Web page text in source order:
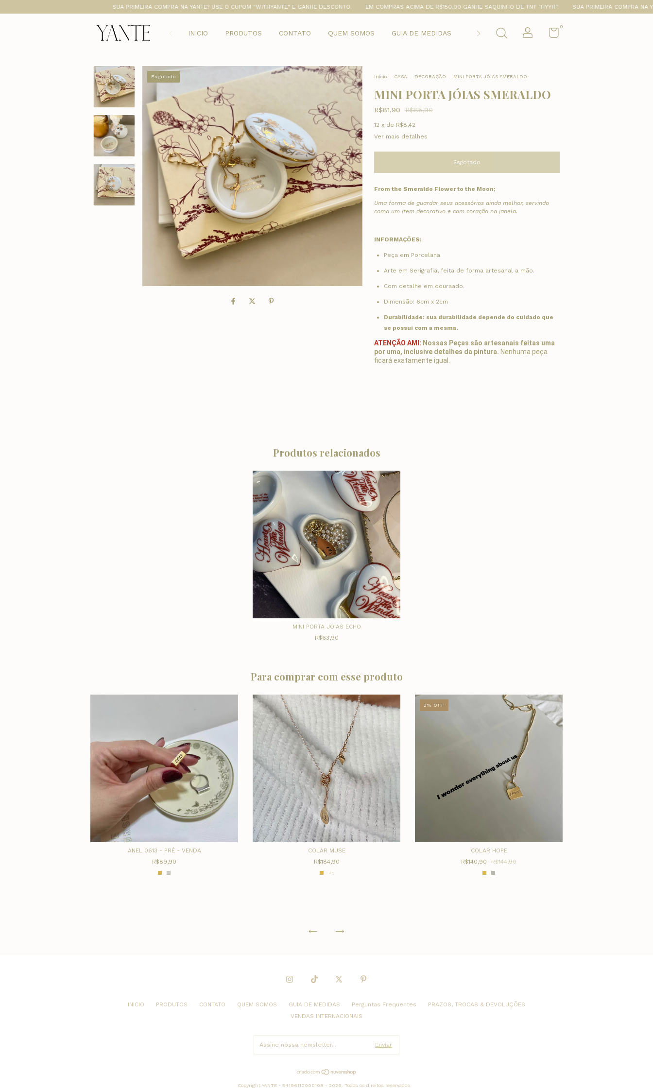
SUA PRIMEIRA COMPRA NA YANTE? USE O CUPOM "WITHYANTE" E GANHE DESCONTO. EM COMPRAS ACIMA DE R$150,00 GANHE SAQUINHO DE TNT "HYYH". SUA PRIMEIRA COMPRA NA YANTE?
INICIO PRODUTOS CONTATO QUEM SOMOS GUIA DE MEDIDAS Perguntas Frequentes
0
Esgotado Início CASA DECORAÇÃO MINI PORTA JÓIAS SMERALDO
MINI PORTA JÓIAS SMERALDO
R$81,90 R$85,90
12 x de R$8,42
Ver mais detalhes
From the Smeraldo Flower to the Moon;
Uma forma de guardar seus acessórios ainda melhor, servindo
como um item decorativo e com coração na janela.
INFORMAÇÕES:
Peça em Porcelana
Arte em Serigrafia, feita de forma artesanal a mão.
Com detalhe em douraado.
Dimensão: 6cm x 2cm
Durabilidade: sua durabilidade depende do cuidado que
se possui com a mesma.
ATENÇÃO AMI: Nossas Peças são artesanais feitas uma
por uma, inclusive detalhes da pintura. Nenhuma peça
ficará exatamente igual.
Produtos relacionados
MINI PORTA JÓIAS ECHO
R$63,90
Para comprar com esse produto
ANEL 0613 - PRÉ - VENDA
R$89,90
COLAR MUSE
R$184,90
+1
3% OFF
COLAR HOPE
R$140,90
R$144,90
INICIO PRODUTOS CONTATO QUEM SOMOS GUIA DE MEDIDAS Perguntas Frequentes
PRAZOS, TROCAS & DEVOLUÇÕES
VENDAS INTERNACIONAIS
Copyright YANTE - 54196110000108 - 2026. Todos os direitos reservados.